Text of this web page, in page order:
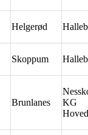
Helgerød
Skoppum
Brunlanes
KG